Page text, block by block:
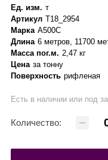
Ед. изм. т
Артикул Т18_2954
Марка А500С
Длина 6 метров, 11700
Масса пог.м. 2,47 кг
Цена за тонну
Поверхность рифленая
Есть в наличии или под
Количество: